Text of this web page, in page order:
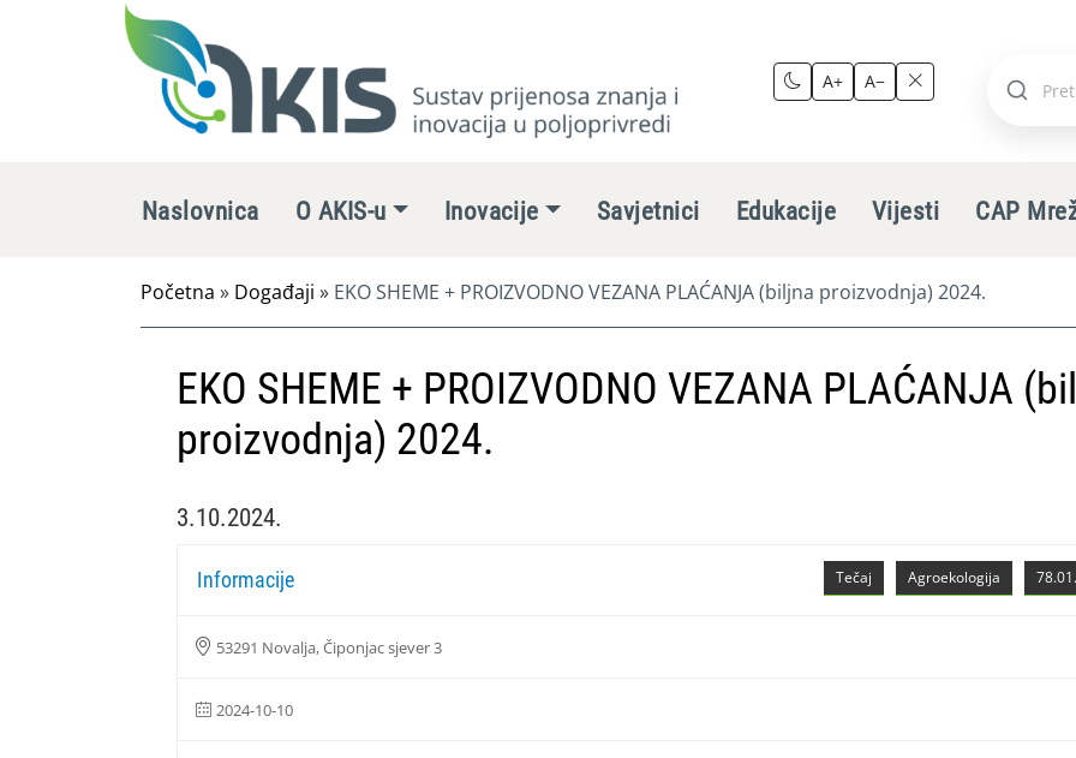
A+ A−
Pretraži
Naslovnica O AKIS-u Inovacije Savjetnici Edukacije Vijesti CAP
Početna » Događaji » EKO SHEME + PROIZVODNO VEZANA PLAĆANJA (biljna proizvodnja) 2024.
EKO SHEME + PROIZVODNO VEZANA PLAĆANJA
proizvodnja) 2024.
3.10.2024.
Agroekologija
Tečaj
Informacije
53291 Novalja, Čiponjac sjever 3
2024-10-10